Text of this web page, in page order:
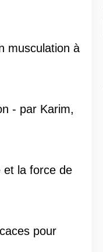
musculation à
- par Karim,
et la force de
pour